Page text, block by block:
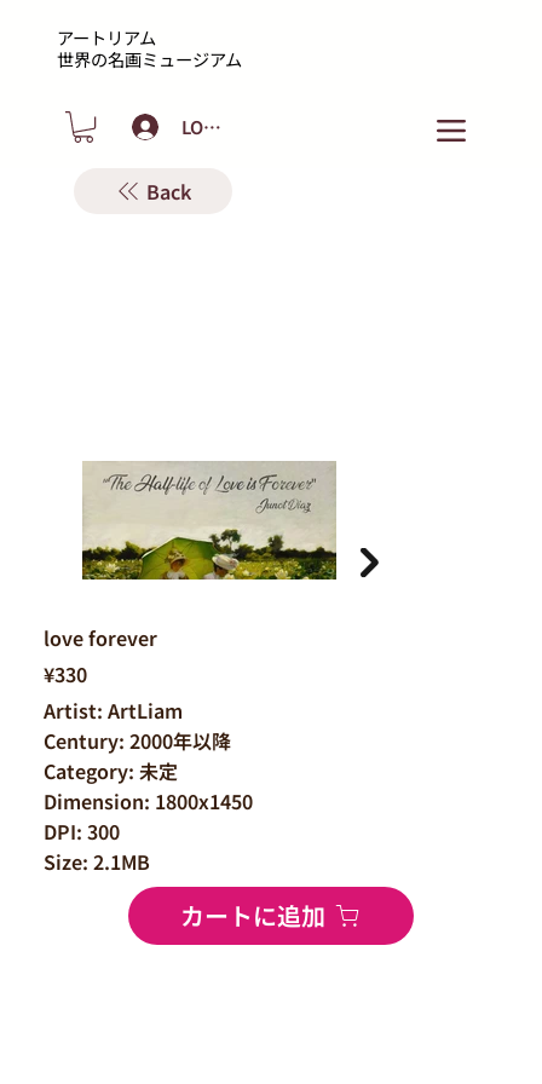
アートリアム
​世界の名画ミュージアム
LOGIN
Back
¥330
Artist: ArtLiam
Century: 2000年以降
Category: 未定
Dimension: 1800x1450
DPI: 300
Size: 2.1MB
カートに追加
love forever